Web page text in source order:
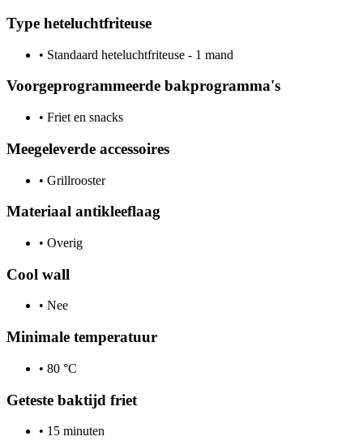
Type heteluchtfriteuse
• Standaard heteluchtfriteuse - 1 mand
Voorgeprogrammeerde bakprogramma's
• Friet en snacks
Meegeleverde accessoires
• Grillrooster
Materiaal antikleeflaag
• Overig
Cool wall
• Nee
Minimale temperatuur
• 80 °C
Geteste baktijd friet
• 15 minuten